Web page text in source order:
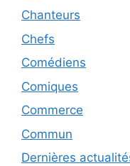
Chanteurs
Chefs
Comédiens
Comiques
Commerce
Commun
Dernières